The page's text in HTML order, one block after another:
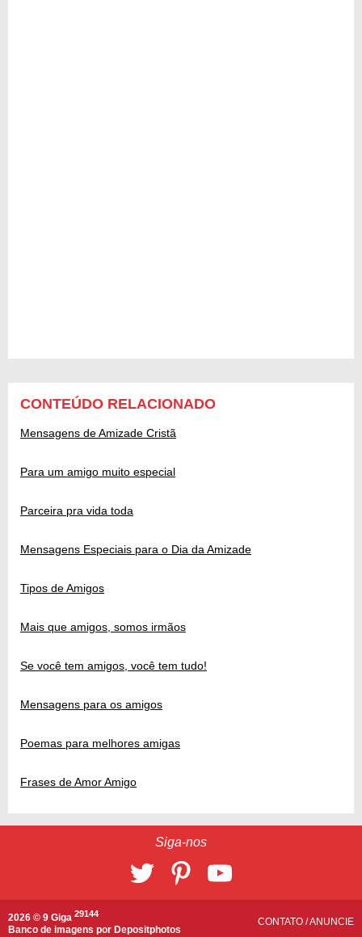
CONTEÚDO RELACIONADO
Mensagens de Amizade Cristã
Para um amigo muito especial
Parceira pra vida toda
Mensagens Especiais para o Dia da Amizade
Tipos de Amigos
Mais que amigos, somos irmãos
Se você tem amigos, você tem tudo!
Mensagens para os amigos
Poemas para melhores amigas
Frases de Amor Amigo
Siga-nos
2026 © 9 Giga 29144
Banco de imagens por Depositphotos
CONTATO /ANUNCIE